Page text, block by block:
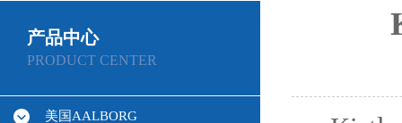
产品中心
PRODUCT CENTER
美国AALBORG